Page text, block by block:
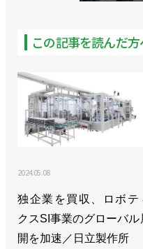
この記事を読んだ
2024.05.08
独企業を買収、ロボテ
クスSI事業のグローバル
開を加速／日立製作所